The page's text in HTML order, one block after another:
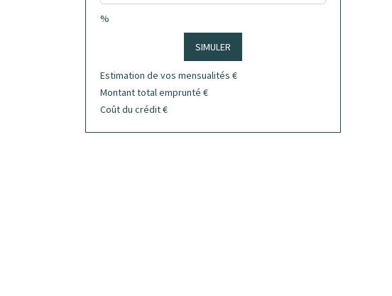
%
SIMULER
Estimation de vos mensualités €
Montant total emprunté €
Coût du crédit€